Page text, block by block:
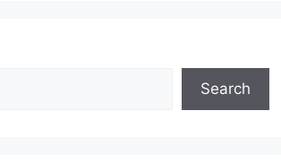
Search